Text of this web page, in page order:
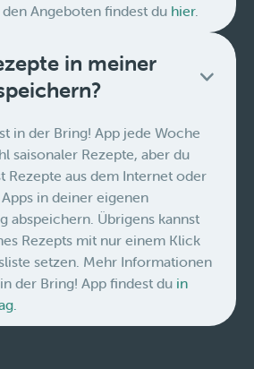
Angeboten findest du hier.
in meiner
in der Bring! App jede Woche
saisonaler Rezepte, aber du
Rezepte aus dem Internet oder
in deiner eigenen
abspeichern. Übrigens kannst
Rezepts mit nur einem Klick
setzen. Mehr Informationen
der Bring! App findest du in